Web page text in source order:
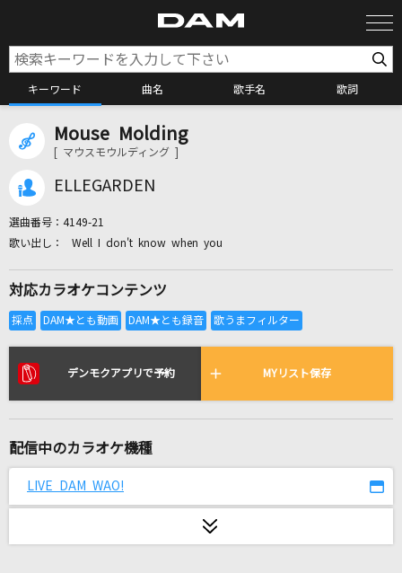
キーワード 曲名 歌手名 歌詞
カラオケ検索
全国りれき
リアルタイムで歌われている曲の一覧
ハグしちゃお
Rusty Nail(ビデオクリップバージョン)
Mouse Molding
[ マウスモウルディング ]
ELLEGARDEN
選曲番号： 4149-21
Well I don't know when you
対応カラオケコンテンツ
デンモクアプリで予約 MYリスト保存
配信中のカラオケ機種
LIVE DAM WAO!